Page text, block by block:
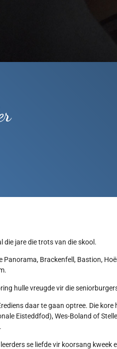
die jare die trots van die skool.
Brackenfell, Bastion,
hulle vreugde vir die
daar te gaan optree. Die
Eisteddfod), Wes-Boland of
se liefde vir koorsang kweek